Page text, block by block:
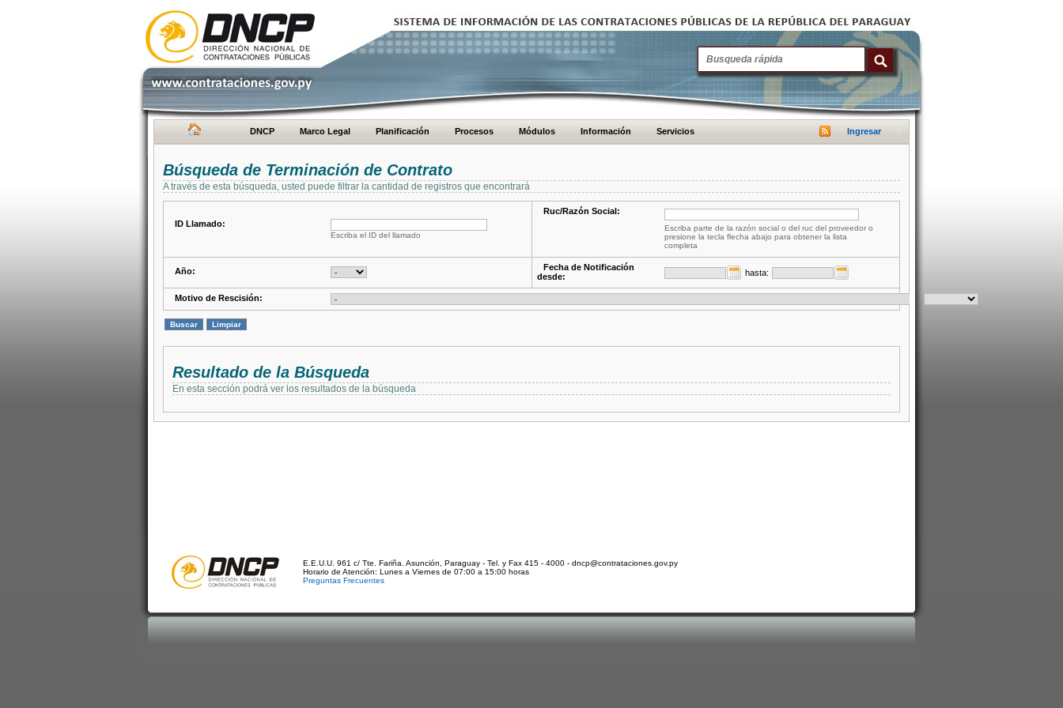
DNCP Marco Legal Planificación Procesos Módulos Información Servicios Ingresar
Búsqueda de Terminación de Contrato
A través de esta búsqueda, usted puede filtrar la cantidad de registros que encontrará
ID Llamado:
Escriba el ID del llamado
Ruc/Razón Social:
Escriba parte de la razón social o del ruc del proveedor o
presione la tecla flecha abajo para obtener la lista
completa
Año:
Fecha de Notificación
desde:
hasta:
Motivo de Rescisión:
Resultado de la Búsqueda
En esta sección podrá ver los resultados de la búsqueda
E.E.U.U. 961 c/ Tte. Fariña. Asunción, Paraguay - Tel. y Fax 415 - 4000 - dncp@contrataciones.gov.py
Horario de Atención: Lunes a Viernes de 07:00 a 15:00 horas
Preguntas Frecuentes